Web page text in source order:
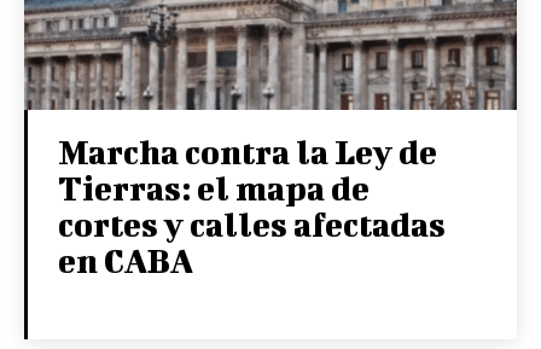
Marcha contra la Ley de
Tierras: el mapa de
cortes y calles afectadas
en CABA